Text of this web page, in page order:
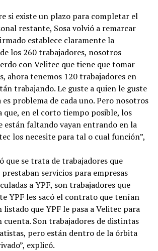
si existe un plazo para completar el
restante, Sosa volvió a remarcar
establece claramente la
los 260 trabajadores, nosotros
con Velitec que tiene que tomar
ahora tenemos 120 trabajadores en
trabajando. Le guste a quien le guste
es problema de cada uno. Pero nosotros
que, en el corto tiempo posible, los
están faltando vayan entrando en la
los necesite para tal o cual función”,
que se trata de trabajadores que
servicios para empresas
a YPF, son trabajadores que
YPF les sacó el contrato que tenían
listado que YPF le pasa a Velitec para
cuenta. Son trabajadores de distintas
pero están dentro de la órbita
explicó.